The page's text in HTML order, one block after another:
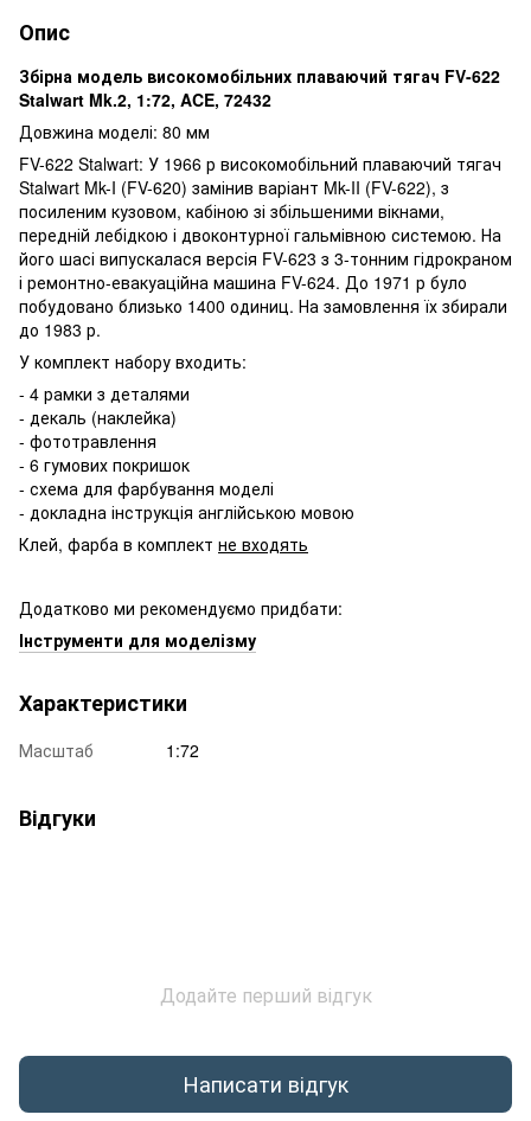
Опис
Збірна модель високомобільних плаваючий тягач FV-622
Stalwart Mk.2, 1:72, ACE, 72432
Довжина моделі: 80 мм
FV-622 Stalwart: У 1966 р високомобільний плаваючий тягач
Stalwart Mk-I (FV-620) замінив варіант Mk-II (FV-622), з
посиленим кузовом, кабіною зі збільшеними вікнами,
передній лебідкою і двоконтурної гальмівною системою. На
його шасі випускалася версія FV-623 з 3-тонним гідрокраном
і ремонтно-евакуаційна машина FV-624. До 1971 р було
побудовано близько 1400 одиниц. На замовлення їх збирали
до 1983 р.
У комплект набору входить:
- 4 рамки з деталями
- декаль (наклейка)
- фототравлення
- 6 гумових покришок
- схема для фарбування моделі
- докладна інструкція англійською мовою
Клей, фарба в комплект не входять
Додатково ми рекомендуємо придбати:
Інструменти для моделізму
Характеристики
Масштаб 1:72
Відгуки
Додайте перший відгук
Написати відгук